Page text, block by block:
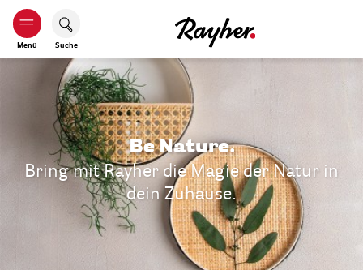
Menü Suche
Be Nature.
Bring mit Rayher die Magie der Natur in
dein Zuhause.